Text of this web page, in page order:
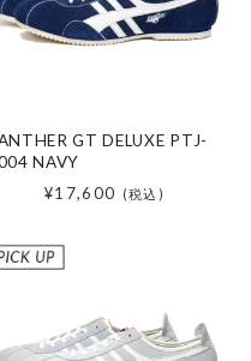
GT DELUXE PTJ-
NAVY
¥17,600
(税込)